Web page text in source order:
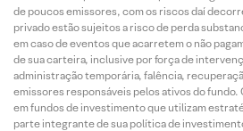
de poucos emissores, com os riscos daí
privado estão sujeitos a risco de perda
em caso de eventos que acarretem o não
de sua carteira, inclusive por força de
administração temporária, falência,
emissores responsáveis pelos ativos do fundo.
em fundos de investimento que utilizam
parte integrante de sua política de